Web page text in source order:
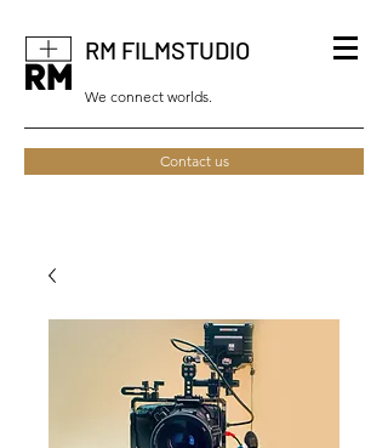
RM FILMSTUDIO
We connect worlds.
Contact us